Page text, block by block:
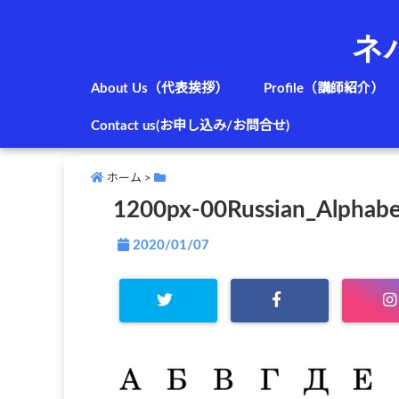
ネ
About Us（代表挨拶） Profile（講師紹介）
Contact us(お申し込み/お問合せ)
ホーム >
1200px-
2020/01/07